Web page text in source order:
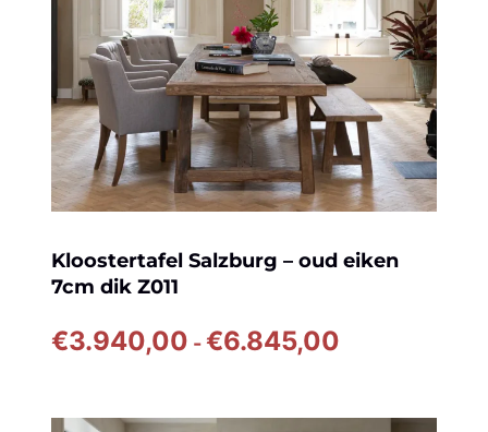
Kloostertafel Salzburg – oud eiken
7cm dik Z011
€3.940,00 -€6.845,00
€6.845,00